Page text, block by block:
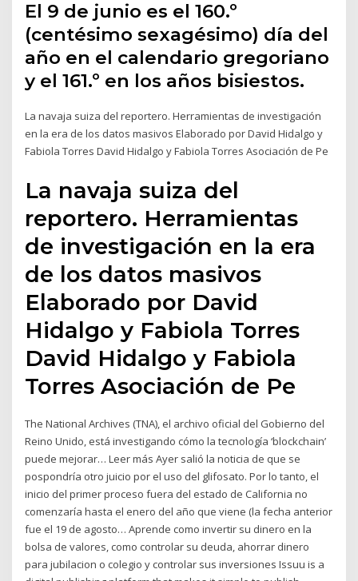
El 9 de junio es el 160.º
(centésimo sexagésimo) día del
año en el calendario gregoriano
y el 161.º en los años bisiestos.
La navaja suiza del reportero. Herramientas de investigación
en la era de los datos masivos Elaborado por David Hidalgo y
Fabiola Torres David Hidalgo y Fabiola Torres Asociación de Pe
La navaja suiza del
reportero. Herramientas
de investigación en la era
de los datos masivos
Elaborado por David
Hidalgo y Fabiola Torres
David Hidalgo y Fabiola
Torres Asociación de Pe
The National Archives (TNA), el archivo oficial del Gobierno del
Reino Unido, está investigando cómo la tecnología ‘blockchain’
puede mejorar… Leer más Ayer salió la noticia de que se
pospondría otro juicio por el uso del glifosato. Por lo tanto, el
inicio del primer proceso fuera del estado de California no
comenzaría hasta el enero del año que viene (la fecha anterior
fue el 19 de agosto… Aprende como invertir su dinero en la
bolsa de valores, como controlar su deuda, ahorrar dinero
para jubilacion o colegio y controlar sus inversiones Issuu is a